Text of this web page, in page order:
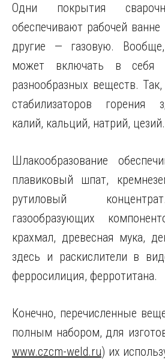
Одни покрытия
обеспечивают рабочей
другие — газовую.
может включать в себя
разнообразных веществ.
стабилизаторов горения
калий, кальций, натрий, цезий.
Шлакообразование
плавиковый шпат,
рутиловый
газообразующих
крахмал, древесная мука,
здесь и раскислители в
ферросилиция, ферротитана.
Конечно, перечисленные
полным набором, для
www.czcm-weld.ru) их